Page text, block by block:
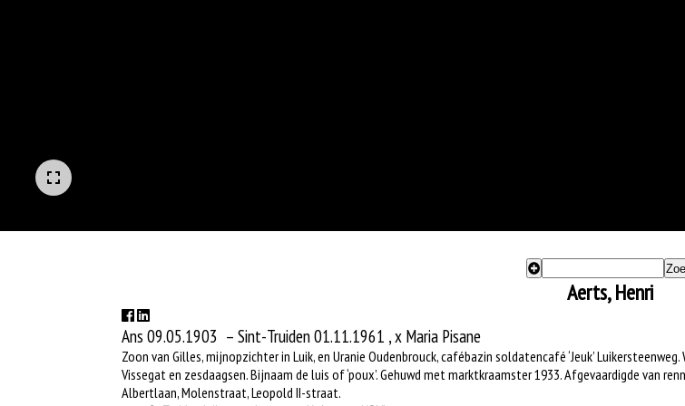
Aerts, Henri
Ans09.05.1903 – Sint-Truiden01.11.1961 , x Maria Pisane
Zoon van Gilles, mijnopzichter in Luik, en Uranie Oudenbrouck, cafébazin soldatencafé ‘Jeuk’
Vissegat en zesdaagsen. Bijnaam de luis of ‘poux’. Gehuwd met marktkraamster 1933. Afgevaardigde van
Albertlaan, Molenstraat, Leopold II-straat.